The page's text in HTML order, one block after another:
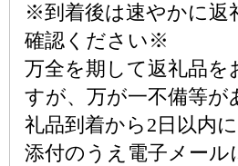
※到着後は速やかに返
確認ください※
万全を期して返礼品を
すが、万が一不備等が
礼品到着から2日以内
添付のうえ電子メール